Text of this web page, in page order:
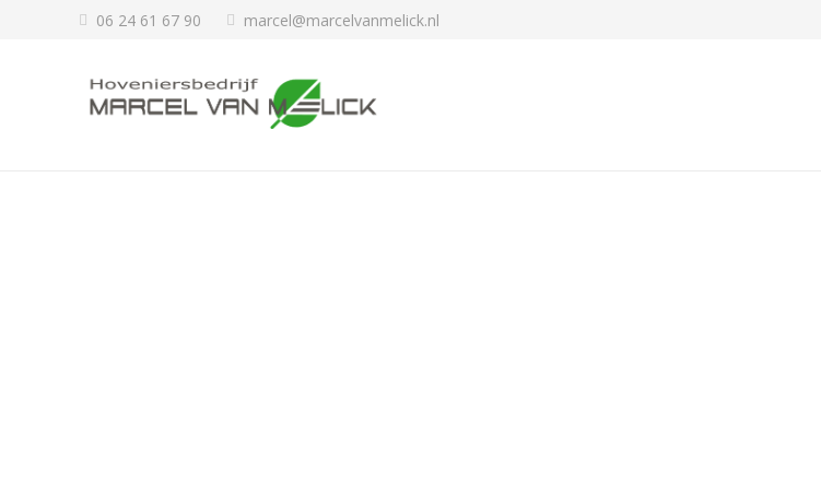
06 24 61 67 90 marcel@marcelvanmelick.nl